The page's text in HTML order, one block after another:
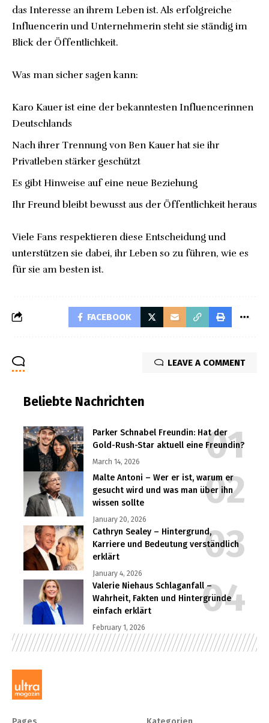
das Interesse an ihrem Leben ist. Als erfolgreiche
Influencerin und Unternehmerin steht sie ständig im
Blick der Öffentlichkeit.
Was man sicher sagen kann:
Karo Kauer ist eine der bekanntesten Influencerinnen
Deutschlands
Nach ihrer Trennung von Ben Kauer hat sie ihr
Privatleben stärker geschützt
Es gibt Hinweise auf eine neue Beziehung
Ihr Freund bleibt bewusst aus der Öffentlichkeit heraus
Viele Fans respektieren diese Entscheidung und
unterstützen sie dabei, ihr Leben so zu führen, wie es
für sie am besten ist.
FACEBOOK
LEAVE A COMMENT
Beliebte Nachrichten
Parker Schnabel Freundin: Hat der
Gold-Rush-Star aktuell eine Freundin?
March 14, 2026
Malte Antoni – Wer er ist, warum er
gesucht wird und was man über ihn
wissen sollte
January 20, 2026
Cathryn Sealey – Hintergrund,
Karriere und Bedeutung verständlich
erklärt
January 4, 2026
Valerie Niehaus Schlaganfall –
Wahrheit, Fakten und Hintergründe
einfach erklärt
February 1, 2026